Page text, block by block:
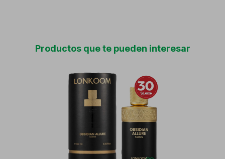
Productos que te pueden interesar